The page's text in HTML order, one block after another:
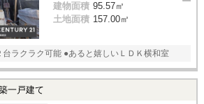
建物面積 95.57㎡
土地面積 157.00㎡
台ラクラク可能 ●あると嬉しいＬＤＫ横和室
一戸建て